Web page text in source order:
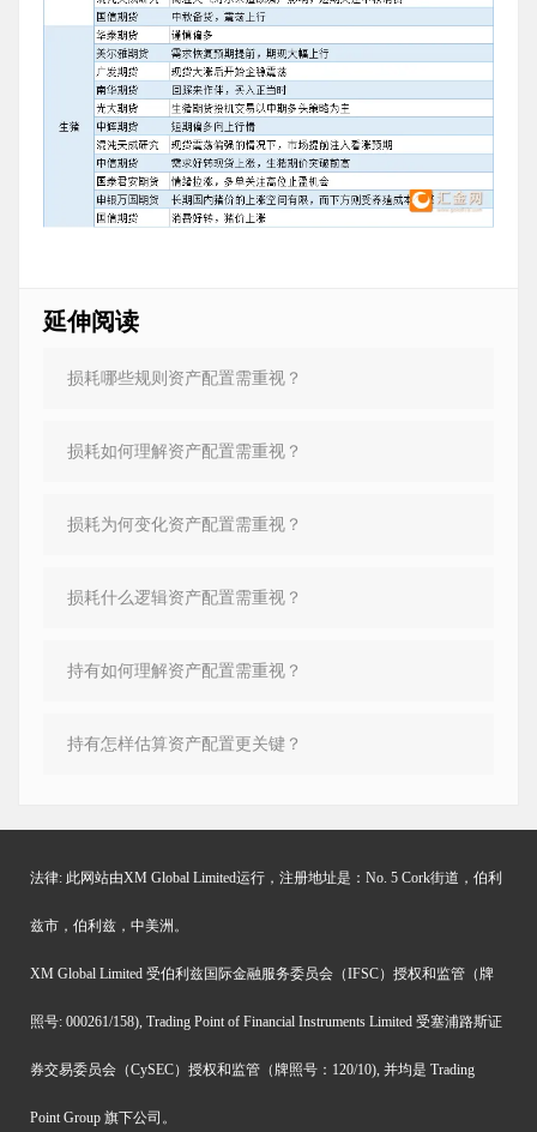
延伸阅读
损耗哪些规则资产配置需重视？
损耗如何理解资产配置需重视？
损耗为何变化资产配置需重视？
损耗什么逻辑资产配置需重视？
持有如何理解资产配置需重视？
持有怎样估算资产配置更关键？
法律: 此网站由XM Global Limited运行，注册地址是：No. 5 Cork街道，伯利
兹市，伯利兹，中美洲。
XM Global Limited 受伯利兹国际金融服务委员会（IFSC）授权和监管（牌
照号: 000261/158), Trading Point of Financial Instruments Limited 受塞浦路斯证
券交易委员会（CySEC）授权和监管（牌照号：120/10), 并均是 Trading
Point Group 旗下公司。